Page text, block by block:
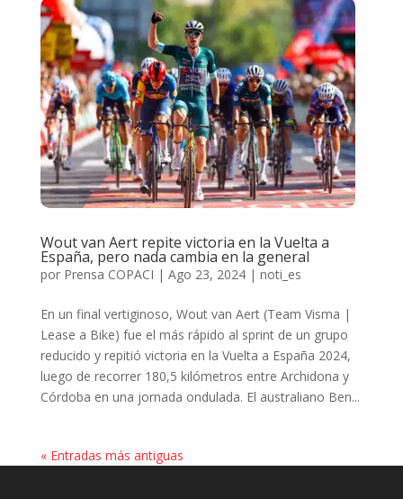
Wout van Aert repite victoria en la Vuelta a
España, pero nada cambia en la general
por Prensa COPACI | Ago 23, 2024| noti_es
En un final vertiginoso, Wout van Aert (Team Visma |
Lease a Bike) fue el más rápido al sprint de un grupo
reducido y repitió victoria en la Vuelta a España 2024,
luego de recorrer 180,5 kilómetros entre Archidona y
Córdoba en una jornada ondulada. El australiano Ben...
« Entradas más antiguas